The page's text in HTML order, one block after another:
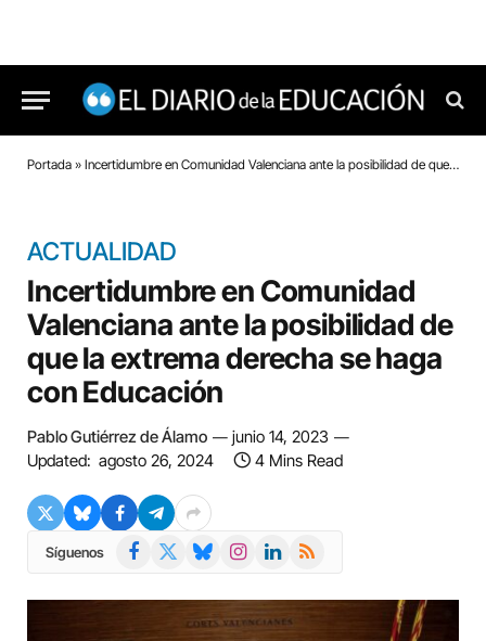
Portada » Incertidumbre en Comunidad Valenciana ante la posibilidad de que la extrema derecha se haga con Educación
ACTUALIDAD
Incertidumbre en Comunidad
Valenciana ante la posibilidad de
que la extrema derecha se haga
con Educación
Pablo Gutiérrez de Álamo
junio 14, 2023
Updated: agosto 26, 2024 4 Mins Read
Síguenos Facebook BlueskyInstagramLinkedIn
RSS